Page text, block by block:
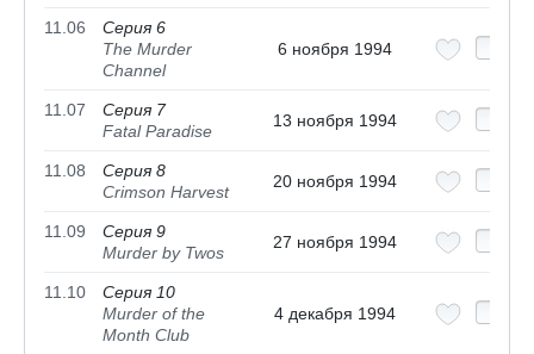
11.06
Серия 6
The Murder
Channel
6 ноября 1994
11.07
Серия 7
Fatal Paradise
13 ноября 1994
11.08
Серия 8
Crimson Harvest
20 ноября 1994
11.09
Серия 9
Murder by Twos
27 ноября 1994
11.10
Серия 10
Murder of the
Month Club
4 декабря 1994